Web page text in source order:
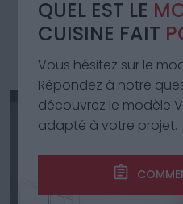
QUEL EST LE
CUISINE FAIT
Vous hésitez sur le
Répondez à notre
découvrez le modèle
adapté à votre projet.